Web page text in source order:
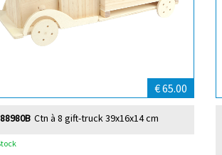
€ 65.00
Ctn à 8 gift-truck 39x16x14 cm